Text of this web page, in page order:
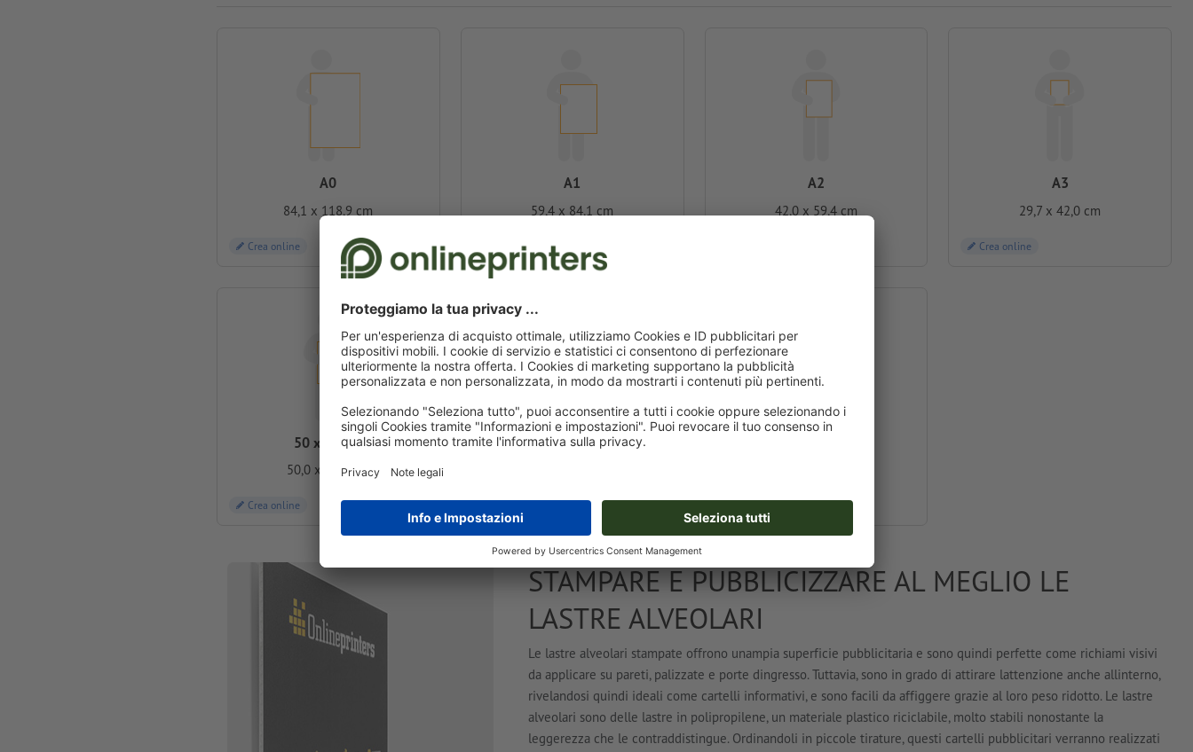
A0
84,1 x 118,9 cm
Crea online
A1
59,4 x 84,1 cm
Crea online
A2
42,0 x 59,4 cm
A3
29,7 x 42,0 cm
Crea online
50 x 70 cm
50,0 x 70,0 cm
Crea online
70 x 100 cm
STAMPARE E PUBBLICIZZARE AL MEGLIO LE
LASTRE ALVEOLARI
Le lastre alveolari stampate offrono unampia superficie pubblicitaria e sono quindi perfette come richiami visivi
da applicare su pareti, palizzate e porte dingresso. Tuttavia, sono in grado di attirare lattenzione anche allinterno,
rivelandosi quindi ideali come cartelli informativi, e sono facili da affiggere grazie al loro peso ridotto. Le lastre
alveolari sono delle lastre in polipropilene, un materiale plastico riciclabile, molto stabili nonostante la
leggerezza che le contraddistingue. Ordinandoli in piccole tirature, questi cartelli pubblicitari verranno realizzati